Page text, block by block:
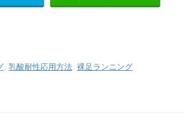
, 乳酸耐性応用方法, 裸足ランニング